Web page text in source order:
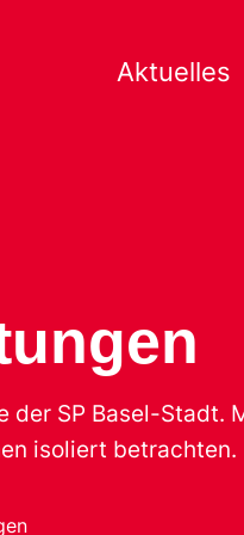
Aktuelles
der SP Basel-
isoliert betrachten.